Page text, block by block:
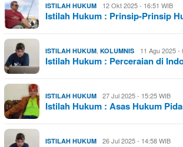
ISTILAH HUKUM 12 Okt 2025 - 16:51 WIB
Istilah Hukum : Prinsip-Prinsip
ISTILAH HUKUM, KOLUMNIS 11 Agu 2025 -
Istilah Hukum : Perceraian di
ISTILAH HUKUM 27 Jul 2025 - 15:25 WIB
Istilah Hukum : Asas Hukum
ISTILAH HUKUM 26 Jul 2025 - 14:58 WIB